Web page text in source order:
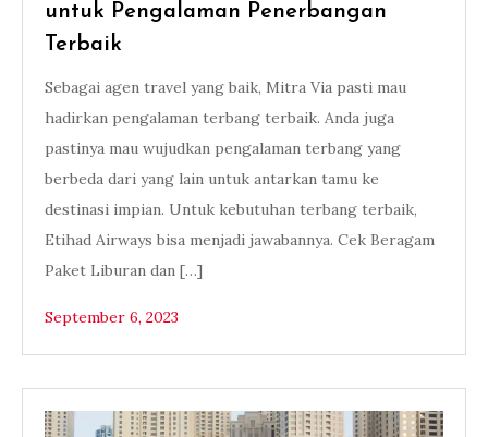
untuk Pengalaman Penerbangan
Terbaik
Sebagai agen travel yang baik, Mitra Via pasti mau
hadirkan pengalaman terbang terbaik. Anda juga
pastinya mau wujudkan pengalaman terbang yang
berbeda dari yang lain untuk antarkan tamu ke
destinasi impian. Untuk kebutuhan terbang terbaik,
Etihad Airways bisa menjadi jawabannya. Cek Beragam
Paket Liburan dan […]
September 6, 2023